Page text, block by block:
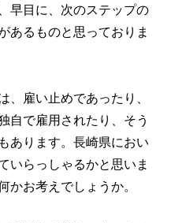
早目に、次のステップの
あるものと思っておりま
、雇い止めであったり、
自で雇用されたり、そう
あります。長崎県におい
いらっしゃるかと思いま
かお考えでしょうか。